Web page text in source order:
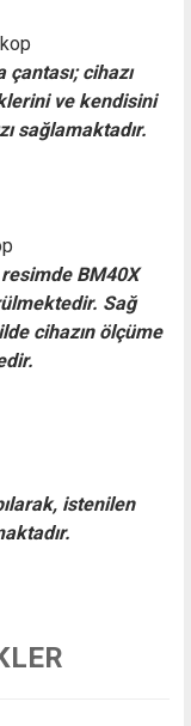
çantası; cihazı
ve kendisini
sağlamaktadır.
BM40X
Sağ
cihazın ölçüme
istenilen